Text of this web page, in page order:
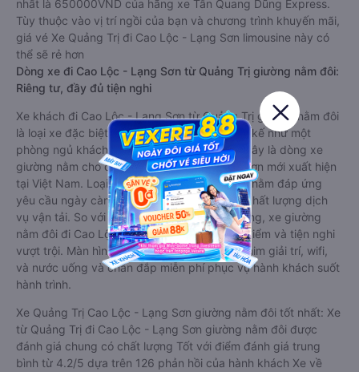
nhất là 650000VND của hãng xe Tân Quang Dũng Express.
Tùy thuộc vào vị trí ngồi của bạn và chương trình khuyến mãi,
giá vé Xe Quảng Trị đi Cao Lộc - Lạng Sơn limousine này có
thể sẽ rẻ hơn
Dòng xe đi Cao Lộc - Lạng Sơn từ Quảng Trị giường nằm đôi:
Riêng tư, đầy đủ tiện nghi
Xe khách đi Cao Lộc - Lạng Sơn từ Quảng Trị giường nằm đôi
là loại xe đặc biệt. Với mỗi giường được thiết kế như một
phòng ngủ khách sạn sang trọng, hiện đại. Đây là dòng xe
giường nằm cho cặp đôi đi Cao Lộc - Lạng Sơn mới xuất hiện
tại Việt Nam. Loại xe giường nằm đôi ra đời nhằm đáp ứng
yêu cầu ngày càng cao của khách hàng về chất lượng dịch
vụ vận tải. So với xe giường nằm thông thường, xe giường
nằm đôi đi Cao Lộc - Lạng Sơn có nhiều ưu điểm và tiện nghi
vượt trội. Màn hình LCD với hàng nghìn bộ phim giải trí, wifi,
và nước uống và chăn đắp miễn phí phục vụ hành khách suốt
hành trình.
Xe Quảng Trị Cao Lộc - Lạng Sơn giường nằm đôi tốt nhất: Xe
từ Quảng Trị đi Cao Lộc - Lạng Sơn giường nằm đôi được
đánh giá chung có chất lượng Tốt với điểm đánh giá trung
bình từ 4.2/5 dựa trên 126 phản hồi của hành khách Xe về